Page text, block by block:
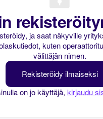
ja saat näkyville
kuten
välittäjän nimen.
Rekisteröidy ilmaiseksi
on jo käyttäjä, kirjaudu